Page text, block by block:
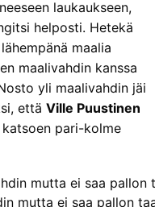
laukaukseen,
helposti. Hetekä
maalia
maalivahdin kanssa
yli maalivahdin jäi
että Ville Puustinen
pari-kolme
mutta ei saa pallon